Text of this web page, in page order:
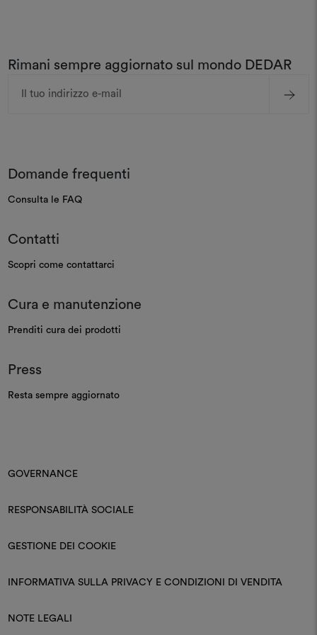
Rimani sempre aggiornato sul mondo DEDAR
Domande frequenti
Consulta le FAQ
Contatti
Scopri come contattarci
Cura e manutenzione
Prenditi cura dei prodotti
Press
Resta sempre aggiornato
GOVERNANCE
RESPONSABILITÀ SOCIALE
GESTIONE DEI COOKIE
INFORMATIVA SULLA PRIVACY E CONDIZIONI DI VENDITA
NOTE LEGALI